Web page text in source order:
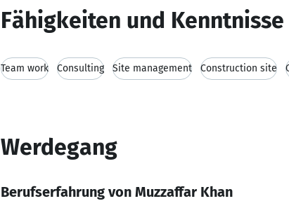
Fähigkeiten und Kenntnisse
Team work Consulting Site management Construction site
Werdegang
Berufserfahrung von Muzzaffar Khan